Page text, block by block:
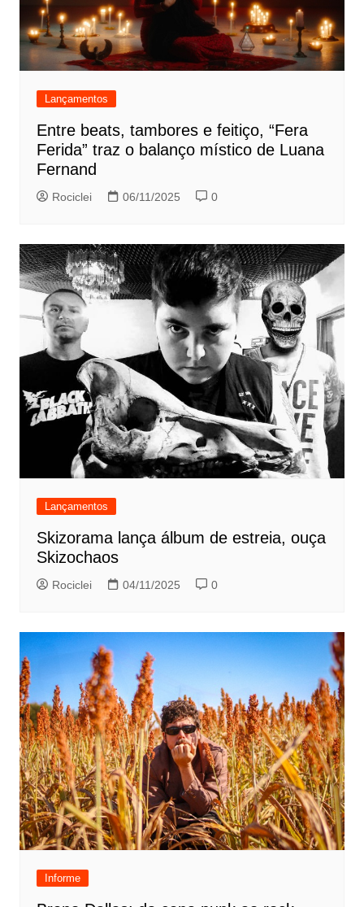
Lançamentos
Entre beats, tambores e feitiço, “Fera
Ferida” traz o balanço místico de Luana
Fernand
Rociclei 06/11/2025 0
Lançamentos
Skizorama lança álbum de estreia, ouça
Skizochaos
Rociclei 04/11/2025 0
Informe